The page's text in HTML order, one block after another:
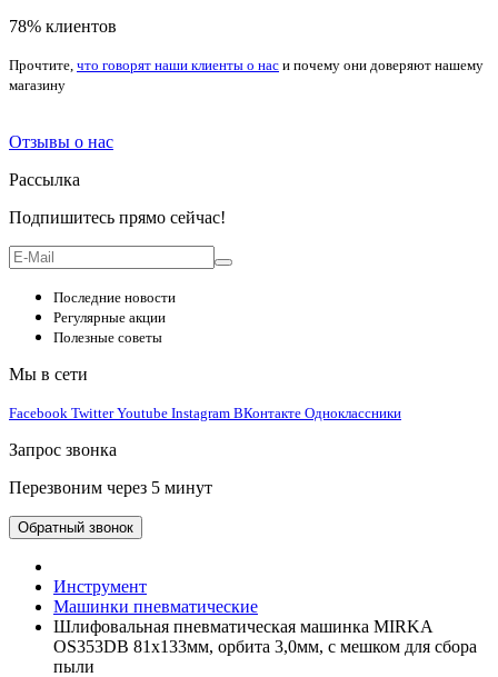
78% клиентов
Прочтите, что говорят наши клиенты о нас и почему они доверяют нашему
магазину
Отзывы о нас
Рассылка
Подпишитесь прямо сейчас!
Последние новости
Регулярные акции
Полезные советы
Мы в сети
Facebook TwitterYoutube Instagram ВКонтакте Одноклассники
Запрос звонка
Перезвоним через 5 минут
Обратный звонок
Инструмент
Машинки пневматические
Шлифовальная пневматическая машинка MIRKA
OS353DB 81х133мм, орбита 3,0мм, с мешком для сбора
пыли